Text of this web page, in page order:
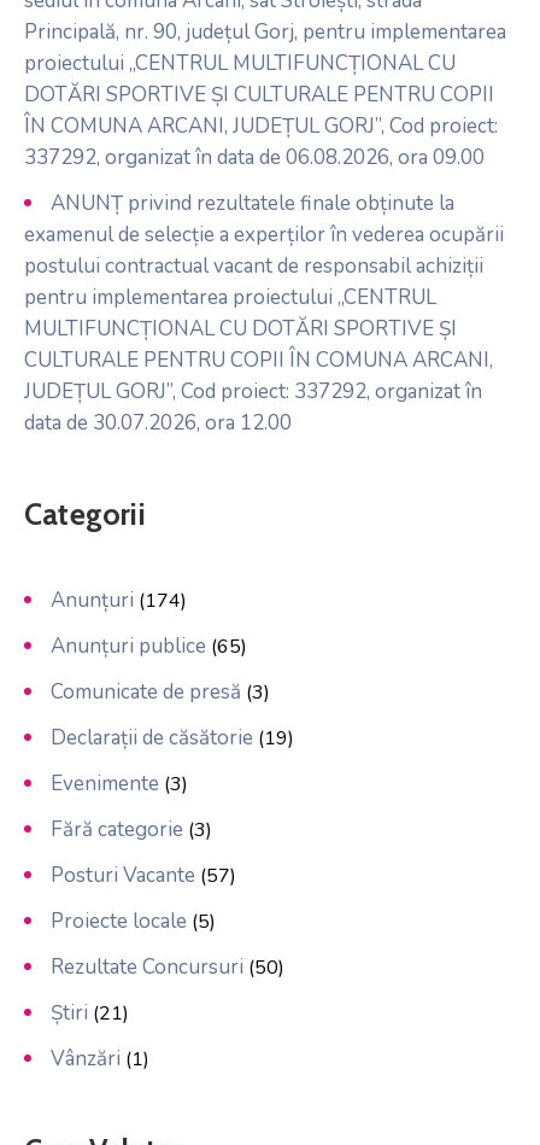
Principală, nr. 90, județul Gorj, pentru implementarea
proiectului „CENTRUL MULTIFUNCȚIONAL CU
DOTĂRI SPORTIVE ȘI CULTURALE PENTRU COPII
ÎN COMUNA ARCANI, JUDEȚUL GORJ”, Cod proiect:
337292, organizat în data de 06.08.2026, ora 09.00
ANUNȚ privind rezultatele finale obținute la
examenul de selecție a experților în vederea ocupării
postului contractual vacant de responsabil achiziții
pentru implementarea proiectului „CENTRUL
MULTIFUNCȚIONAL CU DOTĂRI SPORTIVE ȘI
CULTURALE PENTRU COPII ÎN COMUNA ARCANI,
JUDEȚUL GORJ”, Cod proiect: 337292, organizat în
data de 30.07.2026, ora 12.00
Categorii
Anunțuri (174)
Anunțuri publice (65)
Comunicate de presă (3)
Declarații de căsătorie (19)
Evenimente (3)
Fără categorie (3)
Posturi Vacante (57)
Proiecte locale (5)
Rezultate Concursuri (50)
Știri (21)
Vânzări (1)